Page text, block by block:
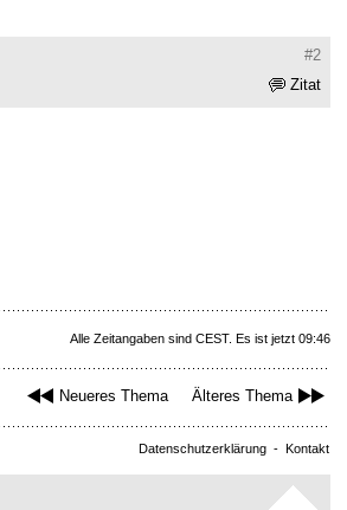
#2
Zitat
Alle Zeitangaben sind CEST. Es ist jetzt 09:46
Neueres Thema Älteres Thema
Datenschutzerklärung - Kontakt